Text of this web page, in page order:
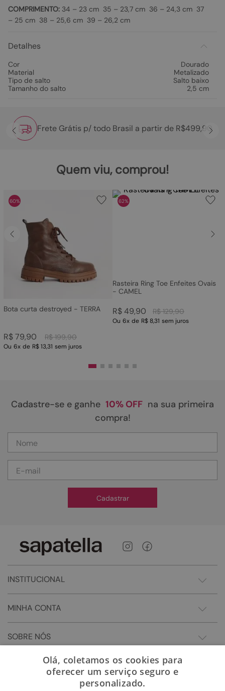
COMPRIMENTO: 34 – 23 cm 35 – 23,7 cm 36 – 24,3 cm 37
– 25 cm 38 – 25,6 cm 39 – 26,2 cm
Detalhes
Cor
Dourado
Material
Metalizado
Tipo de salto
Salto baixo
Tamanho do salto
2,5 cm
Frete Grátis p/ todo Brasil a partir de R$499,90
Quem viu, comprou!
60%
Bota curta destroyed - TERRA
R$ 199,90
R$79,90
Ou 6x de R$ 13,31 sem juros
62%
Rasteira Ring Toe Enfeites Ovais
- CAMEL
R$ 129,90
R$49,90
Ou 6x de R$ 8,31 sem juros
Cadastre-se e ganhe 10% OFF na sua primeira
compra!
Cadastrar
INSTITUCIONAL
MINHA CONTA
SOBRE NÓS
Olá, coletamos os cookies para
oferecer um serviço seguro e
personalizado.